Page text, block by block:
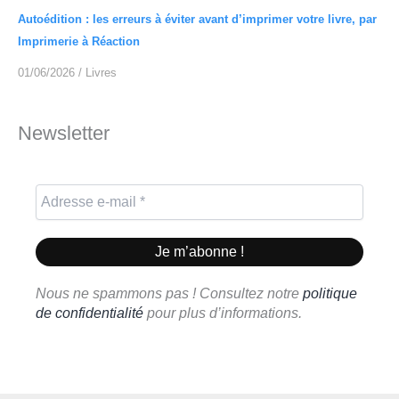
Autoédition : les erreurs à éviter avant d’imprimer votre livre, par
Imprimerie à Réaction
01/06/2026 / Livres
Newsletter
Nous ne spammons pas ! Consultez notre politique
de confidentialité pour plus d’informations.